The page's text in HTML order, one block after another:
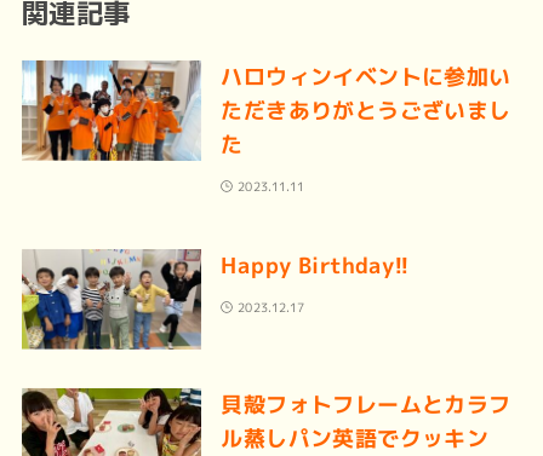
関連記事
ハロウィンイベントに参加い
ただきありがとうございまし
た
2023.11.11
Happy Birthday!!
2023.12.17
貝殻フォトフレームとカラフ
ル蒸しパン英語でクッキン